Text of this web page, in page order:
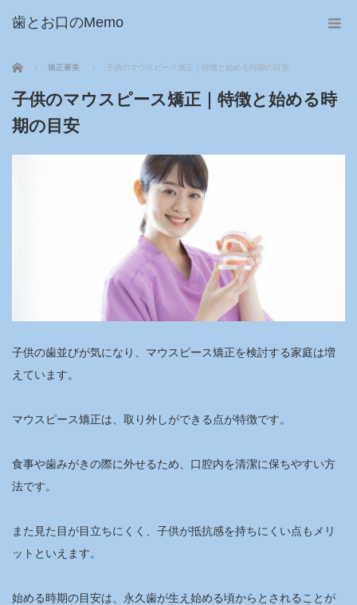
歯とお口のMemo
ホーム 矯正審美 子供のマウスピース矯正｜特徴と始める時期の目安
子供のマウスピース矯正｜特徴と始める時
期の目安
子供の歯並びが気になり、マウスピース矯正を検討する家庭は増
えています。
マウスピース矯正は、取り外しができる点が特徴です。
食事や歯みがきの際に外せるため、口腔内を清潔に保ちやすい方
法です。
また見た目が目立ちにくく、子供が抵抗感を持ちにくい点もメリ
ットといえます。
始める時期の目安は、永久歯が生え始める頃からとされることが